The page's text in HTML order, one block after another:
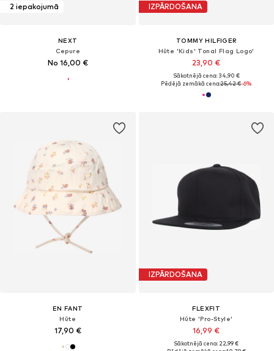
2 iepakojumā
NEXT
Cepure
No 16,00 €
IZPĀRDOŠANA
TOMMY HILFIGER
Hūte 'Kids' Tonal Flag Logo'
23,90 €
Sākotnējā cena: 34,90 €
Pēdējā zemākā cena:25,42 €-6%
EN FANT
Hūte
17,90 €
IZPĀRDOŠANA
FLEXFIT
Hūte 'Pro-Style'
16,99 €
Sākotnējā cena: 22,99 €